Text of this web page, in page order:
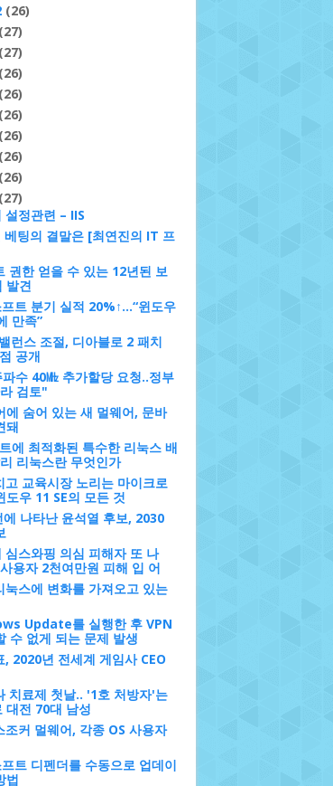
(26)
(27)
(27)
(26)
(26)
(26)
(26)
(26)
(26)
(27)
설정관련 – IIS
베팅의 결말은 [최연진의 IT 프
권한 얻을 수 있는 12년된 보
발견
트 분기 실적 20%↑…“윈도우
만족”
런스 조절, 디아블로 2 패치
공개
수 40㎒ 추가할당 요청..정부
검토"
에 숨어 있는 새 멀웨어, 문바
돼
에 최적화된 특수한 리눅스 배
리눅스란 무엇인가
고 교육시장 노리는 마이크로
도우 11 SE의 모든 것
에 나타난 윤석열 후보, 2030
심스와핑 의심 피해자 또 나
용자 2천여만원 피해 입 어
눅스에 변화를 가져오고 있는
Update를 실행한 후 VPN
수 없게 되는 문제 발생
, 2020년 전세계 게임사 CEO
치료제 첫날.. '1호 처방자'는
대전 70대 남성
조커 멀웨어, 각종 OS 사용자
트 디펜더를 수동으로 업데이
법